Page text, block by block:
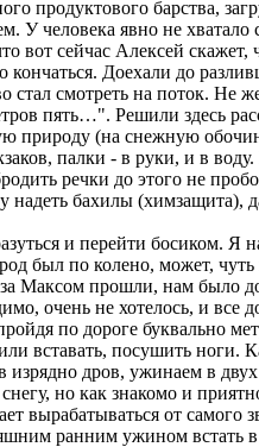
продуктового барства,
У человека явно не
вот сейчас Алексей
Доехали до
стал смотреть на поток. Не
пять…". Решили здесь
(на снежную
палки - в руки, и в воду.
речки до этого не
бахилы (химзащита),
и перейти босиком. Я
был по колено, может, чуть
Максом прошли, нам было
очень не хотелось, и все
по дороге буквально
вставать, посушить
изрядно дров, ужинаем в
но как знакомо и
вырабатываться от самого
ранним ужином встать